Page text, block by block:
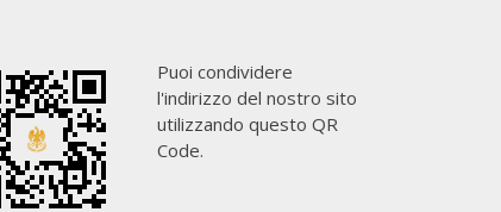
Puoi condividere
l'indirizzo del nostro sito
utilizzando questo QR
Code.